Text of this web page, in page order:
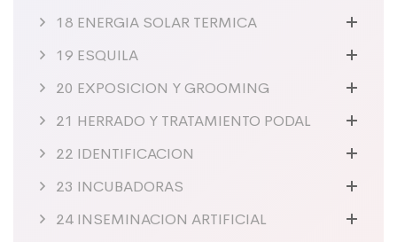
18 ENERGIA SOLAR TERMICA
19 ESQUILA
20 EXPOSICION Y GROOMING
21 HERRADO Y TRATAMIENTO PODAL
22 IDENTIFICACION
23 INCUBADORAS
24 INSEMINACION ARTIFICIAL